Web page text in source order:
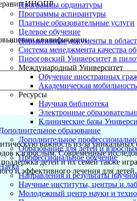
Программы ординатуры
Программы аспирантуры
Платные образовательные услуги
Целевое обучение
Нормативные документы в
Система менеджмента качества
Пироговский Университет в
Международный Университет
Обучение иностранных
Академическая мобильность
Ресурсы
Научная библиотека
Электронные
Клинические базы
образование
Дополнительное
Образование для детей и
Профессиональное обучение
Направления и результаты
Научные институты, центры и
Молодежный центр науки и
ИНОПР
квалификации
важность из-за
к взрослым.Современные
детей и их семей также
и эффективного лечения для детей.